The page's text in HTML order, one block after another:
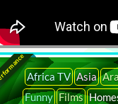
Africa TV Asia
Funny Films